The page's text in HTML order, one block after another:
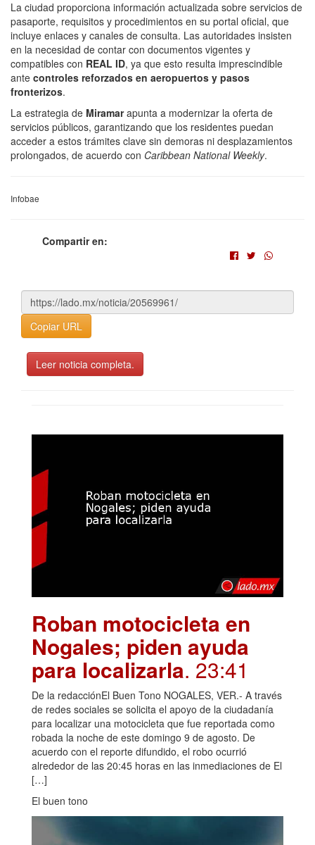
La ciudad proporciona información actualizada sobre servicios de
pasaporte, requisitos y procedimientos en su portal oficial, que
incluye enlaces y canales de consulta. Las autoridades insisten
en la necesidad de contar con documentos vigentes y
compatibles con REAL ID, ya que esto resulta imprescindible
ante controles reforzados en aeropuertos y pasos
fronterizos.
La estrategia de Miramarapunta a modernizar la oferta de
servicios públicos, garantizando que los residentes puedan
acceder a estos trámites clave sin demoras ni desplazamientos
prolongados, de acuerdo con Caribbean National Weekly.
Infobae
Compartir en:
Copiar URL
Leer noticia completa.
Roban motocicleta en
Nogales; piden ayuda
para localizarla. 23:41
De la redacciónEl Buen Tono NOGALES, VER.- A través
de redes sociales se solicita el apoyo de la ciudadanía
para localizar una motocicleta que fue reportada como
robada la noche de este domingo 9 de agosto. De
acuerdo con el reporte difundido, el robo ocurrió
alrededor de las 20:45 horas en las inmediaciones de El
[…]
El buen tono